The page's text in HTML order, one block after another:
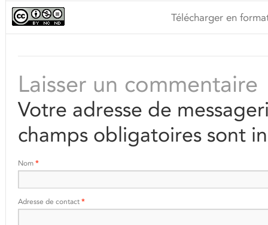
Télécharger en
Laisser un commentaire
Votre adresse de
champs obligatoires sont
Nom *
Adresse de contact *